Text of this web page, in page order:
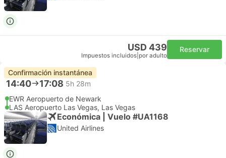
USD 439
Impuestos incluidos por adulto
Reservar
Confirmación instantánea
14:40 17:08 5h 28m
EWR Aeropuerto de Newark
LAS Aeropuerto Las Vegas, Las Vegas
Económica | Vuelo #UA1168
United Airlines